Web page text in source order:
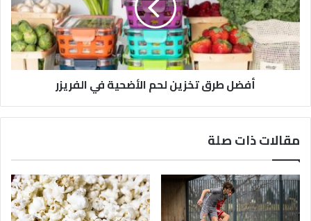
أفضل طرق تخزين لحم الأضحية في الفريزر
مقالات ذات صلة